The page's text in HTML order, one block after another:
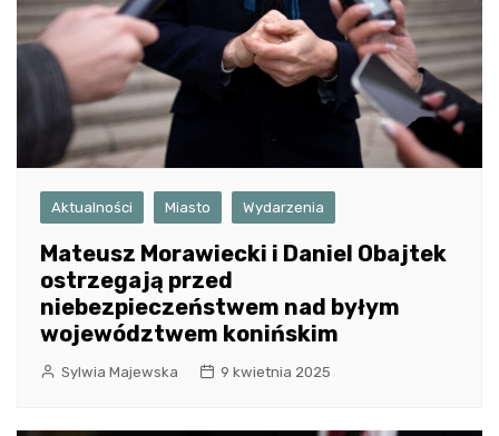
Aktualności Miasto Wydarzenia
Mateusz Morawiecki i Daniel Obajtek
ostrzegają przed
niebezpieczeństwem nad byłym
województwem konińskim
Sylwia Majewska 9 kwietnia 2025